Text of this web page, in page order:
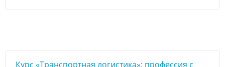
Курс «Транспортная логистика»: профессия с